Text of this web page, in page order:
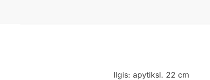
Ilgis: apytiksl. 22 cm